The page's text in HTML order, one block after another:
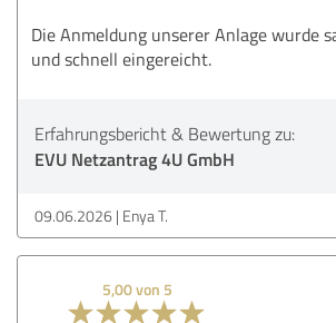
Die Anmeldung unserer Anlage wurde
und schnell eingereicht.
Erfahrungsbericht & Bewertung zu:
EVU Netzantrag 4U GmbH
09.06.2026 Enya T.
5,00 von 5